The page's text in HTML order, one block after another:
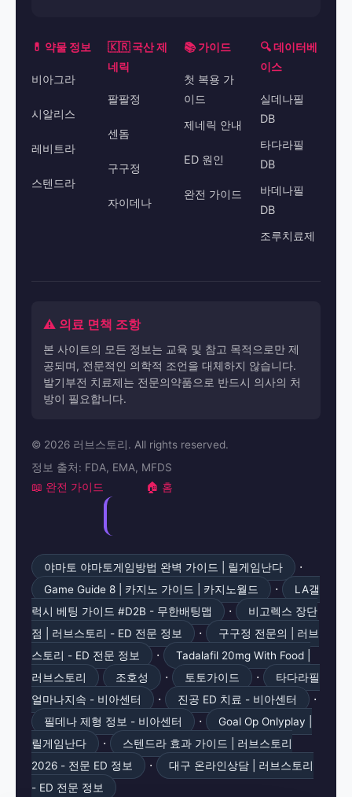
💊 약물 정보
비아그라
시알리스
레비트라
스텐드라
🇰🇷 국산 제
네릭
팔팔정
센돔
구구정
자이데나
📚 가이드
첫 복용 가
이드
제네릭 안내
ED 원인
완전 가이드
🔍 데이터베
이스
실데나필
DB
타다라필
DB
바데나필
DB
조루치료제
⚠️ 의료 면책 조항
본 사이트의 모든 정보는 교육 및 참고 목적으로만 제
공되며, 전문적인 의학적 조언을 대체하지 않습니다.
발기부전 치료제는 전문의약품으로 반드시 의사의 처
방이 필요합니다.
© 2026 러브스토리. All rights reserved.
정보 출처: FDA, EMA, MFDS
📖 완전 가이드 🏠 홈
야마토 야마토게임방법 완벽 가이드 | 릴게임난다 ·
Game Guide 8 | 카지노 가이드 | 카지노월드 ·
LA갤
럭시 베팅 가이드 #D2B - 무한배팅맵
·
비고렉스 장단
점 | 러브스토리 - ED 전문 정보
·
구구정 전문의 | 러브
스토리 - ED 전문 정보
·
Tadalafil 20mg With Food |
러브스토리
조호성 · 토토가이드 ·
타다라필
얼마나지속 - 비아센터
· 진공 ED 치료 - 비아센터 ·
필데나 제형 정보 - 비아센터 ·
Goal Op Onlyplay |
릴게임난다
·
스텐드라 효과 가이드 | 러브스토리
2026 - 전문 ED 정보
·
대구 온라인상담 | 러브스토리
- ED 전문 정보